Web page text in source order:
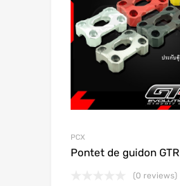
PCX
Pontet de guidon GTR
(0 reviews)